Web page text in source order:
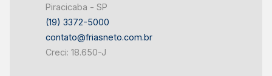
Piracicaba - SP
(19) 3372-5000
contato@friasneto.com.br
Creci: 18.650-J